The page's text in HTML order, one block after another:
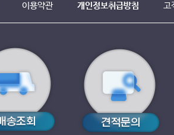
이용약관 개인정보취급방침 고